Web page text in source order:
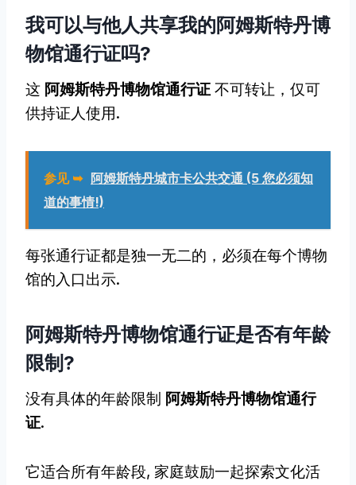
我可以与他人共享我的阿姆斯特丹博
物馆通行证吗?
这 阿姆斯特丹博物馆通行证 不可转让，仅可
供持证人使用.
参见 ➥ 阿姆斯特丹城市卡公共交通 (5 您必须知
道的事情!)
每张通行证都是独一无二的，必须在每个博物
馆的入口出示.
阿姆斯特丹博物馆通行证是否有年龄
限制?
没有具体的年龄限制 阿姆斯特丹博物馆通行
证.
它适合所有年龄段, 家庭鼓励一起探索文化活